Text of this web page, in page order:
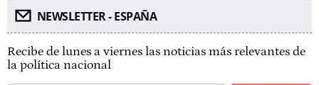
NEWSLETTER - ESPAÑA
Recibe de lunes a viernes las noticias más relevantes de
la política nacional